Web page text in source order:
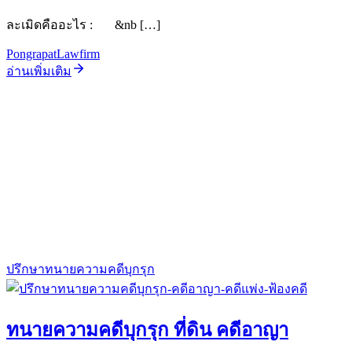
ละเมิดคืออะไร : &nb […]
PongrapatLawfirm
อ่านเพิ่มเติม
ปรึกษาทนายความคดีบุกรุก
ทนายความคดีบุกรุก ที่ดิน คดีอาญา